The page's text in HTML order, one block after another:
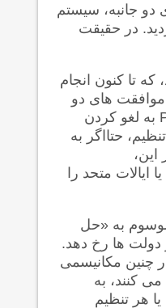
دو جانبه، سیستم
در حقیقت
تا کنون انجام
موافقت های دو
به لغو کردن
حتااگر به
متحد را
موسوم به «حل
دولت ها رخ دهد.
چنین مکانیسمی
کنند، به
هر تنظیم